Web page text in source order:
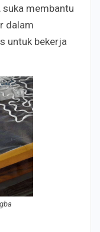
suka membantu
dalam
untuk bekerja